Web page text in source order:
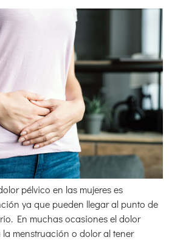
pélvico en las mujeres es
ya que pueden llegar al punto de
En muchas ocasiones el dolor
menstruación o dolor al tener